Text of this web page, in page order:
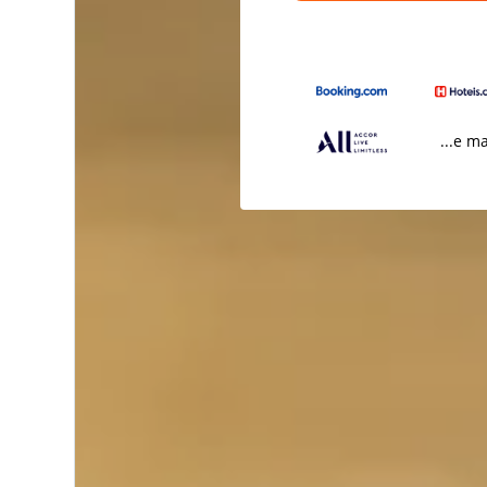
...e